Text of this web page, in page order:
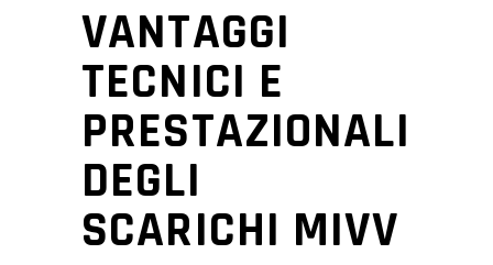
VANTAGGI
TECNICI E
PRESTAZIONALI
DEGLI
SCARICHI MIVV